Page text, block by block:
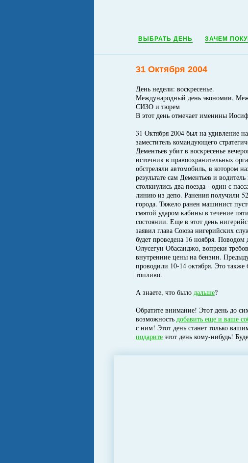
ВЫБРАТЬ ДЕНЬ ЗАЧЕМ
31 Октября 2004
День недели: воскресенье.
Международный день экономии,
СИЗО и тюрем
В этот день отмечает именины Иосиф
31 Октября 2004 был на удивление
заместитель командующего
Дементьев убит в воскресенье
источник в правоохранительных
обстреляли автомобиль, в котором
результате сам Дементьев и
столкнулись два поезда - один с
линию из депо. Ранения получили
города. Тяжело ранен машинист
смятой ударом кабины в течение
состоянии. Еще в этот день
заявил глава Союза нигерийских
будет проведена 16 ноября. Поводом
Олусегун Обасанджо, вопреки
внутренние цены на бензин.
проводили 10-14 октября. Это
топливо.
А знаете, что было дальше?
Обратите внимание! Этот день до
возможность добавить еще и ваше
с ним! Этот день станет только
подарите этот день кому-нибудь!